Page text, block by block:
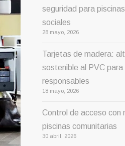
seguridad para
sociales
28 mayo, 2026
Tarjetas de madera:
sostenible al PVC para
responsables
18 mayo, 2026
Control de acceso con
piscinas comunitarias
30 abril, 2026